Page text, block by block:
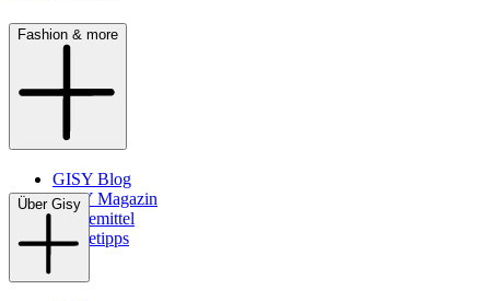
Fashion & more
GISY Blog
GISY Magazin
Pflegemittel
Pflegetipps
Über Gisy